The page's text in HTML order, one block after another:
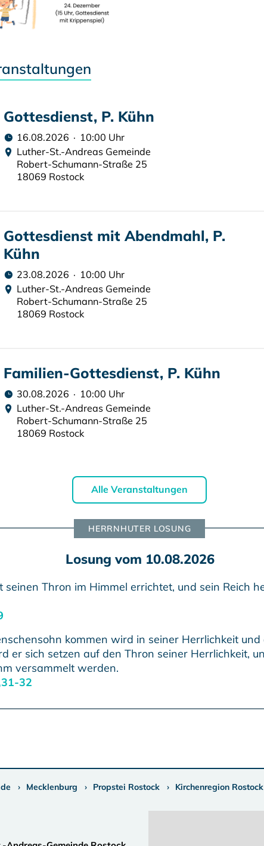
Gottesdienst, P. Kühn
16.08.2026 · 10:00 Uhr
Luther-St.-Andreas Gemeinde
Robert-Schumann-Straße 25
18069 Rostock
Gottesdienst mit Abendmahl, P.
Kühn
23.08.2026 · 10:00 Uhr
Luther-St.-Andreas Gemeinde
Robert-Schumann-Straße 25
18069 Rostock
Familien-Gottesdienst, P. Kühn
30.08.2026 · 10:00 Uhr
Luther-St.-Andreas Gemeinde
Robert-Schumann-Straße 25
18069 Rostock
Alle Veranstaltungen
HERRNHUTER LOSUNG
Mecklenburg Propstei Rostock Kirchenregion Rostock